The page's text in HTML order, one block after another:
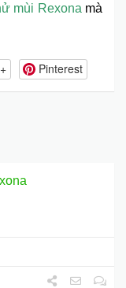
mùi Rexona mà
Pinterest